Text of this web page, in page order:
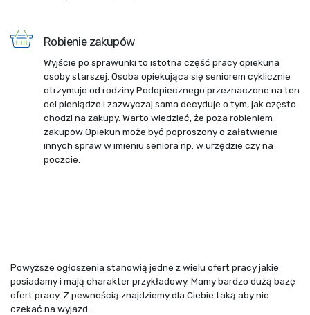
Robienie zakupów
Wyjście po sprawunki to istotna część pracy opiekuna
osoby starszej. Osoba opiekująca się seniorem cyklicznie
otrzymuje od rodziny Podopiecznego przeznaczone na ten
cel pieniądze i zazwyczaj sama decyduje o tym, jak często
chodzi na zakupy. Warto wiedzieć, że poza robieniem
zakupów Opiekun może być poproszony o załatwienie
innych spraw w imieniu seniora np. w urzędzie czy na
poczcie.
Powyższe ogłoszenia stanowią jedne z wielu ofert pracy jakie
posiadamy i mają charakter przykładowy. Mamy bardzo dużą bazę
ofert pracy. Z pewnością znajdziemy dla Ciebie taką aby nie
czekać na wyjazd.